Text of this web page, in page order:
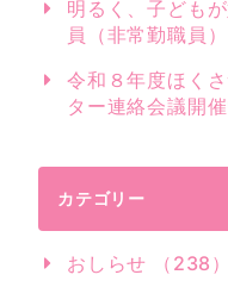
明るく、子ども
員（非常勤職員
令和８年度ほく
ター連絡会議開
カテゴリー
おしらせ （238）